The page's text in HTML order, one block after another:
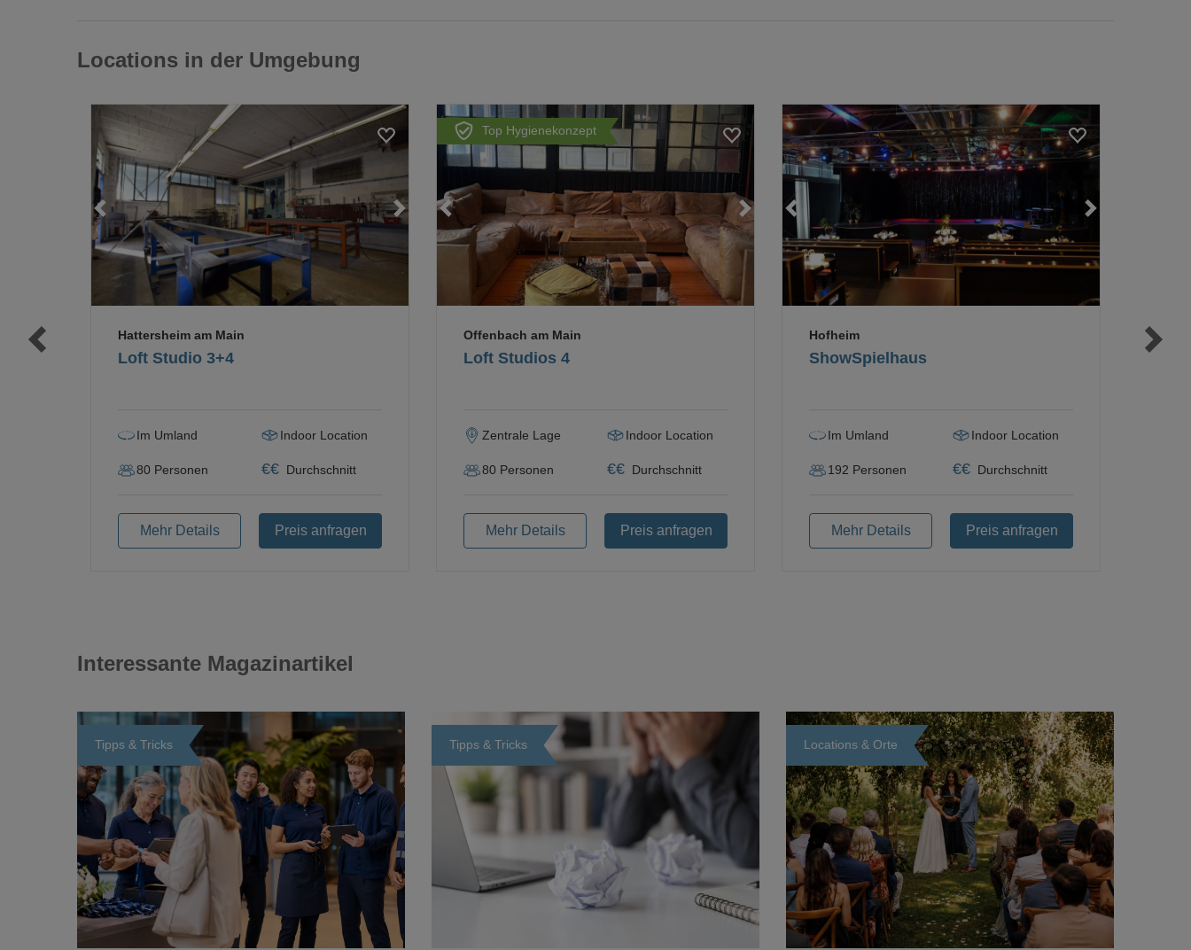
Locations in der Umgebung
Loading... Loading...
Loft Studio 3+4
Hattersheim am Main
Im Umland Indoor Location
80 Personen €€ Durchschnitt
Mehr Details Preis anfragen
Top Hygienekonzept
Loading... Loading... Loading...
Loft Studios 4
Offenbach am Main
Zentrale Lage Indoor Location
80 Personen €€ Durchschnitt
Mehr Details Preis anfragen
Loading... Loading...
ShowSpielhaus
Hofheim
Im Umland Indoor Location
192 Personen €€ Durchschnitt
Mehr Details Preis anfragen
Interessante Magazinartikel
Tipps & Tricks
Loading...
Tipps & Tricks
Loading...
Locations & Orte
Loading...